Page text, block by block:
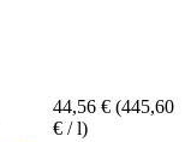
44,56 € (445,60
€ / l)